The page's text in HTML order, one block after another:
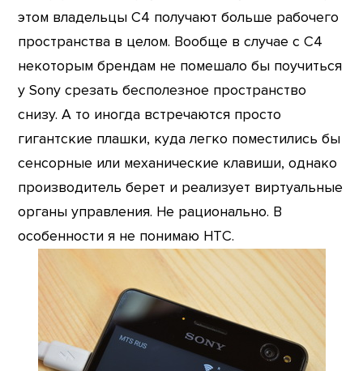
этом владельцы C4 получают больше рабочего
пространства в целом. Вообще в случае с C4
некоторым брендам не помешало бы поучиться
у Sony срезать бесполезное пространство
снизу. А то иногда встречаются просто
гигантские плашки, куда легко поместились бы
сенсорные или механические клавиши, однако
производитель берет и реализует виртуальные
органы управления. Не рационально. В
особенности я не понимаю HTC.